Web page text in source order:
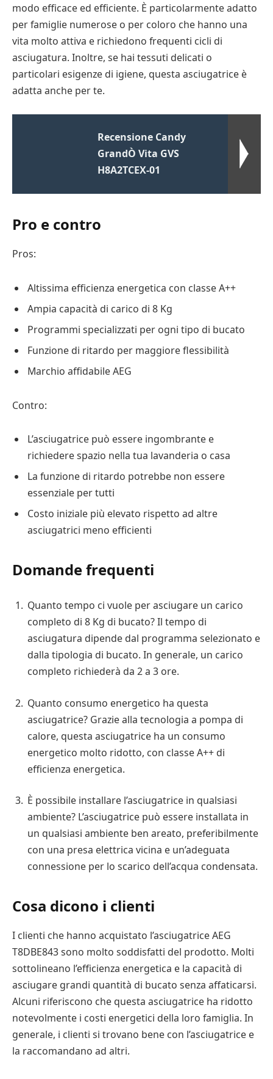
modo efficace ed efficiente. È particolarmente adatto
per famiglie numerose o per coloro che hanno una
vita molto attiva e richiedono frequenti cicli di
asciugatura. Inoltre, se hai tessuti delicati o
particolari esigenze di igiene, questa asciugatrice è
adatta anche per te.
Recensione Candy
GrandÒ Vita GVS
H8A2TCEX-01
Pro e contro
Pros:
Altissima efficienza energetica con classe A++
Ampia capacità di carico di 8 Kg
Programmi specializzati per ogni tipo di bucato
Funzione di ritardo per maggiore flessibilità
Marchio affidabile AEG
Contro:
L’asciugatrice può essere ingombrante e
richiedere spazio nella tua lavanderia o casa
La funzione di ritardo potrebbe non essere
essenziale per tutti
Costo iniziale più elevato rispetto ad altre
asciugatrici meno efficienti
Domande frequenti
Quanto tempo ci vuole per asciugare un carico
completo di 8 Kg di bucato? Il tempo di
asciugatura dipende dal programma selezionato e
dalla tipologia di bucato. In generale, un carico
completo richiederà da 2 a 3 ore.
Quanto consumo energetico ha questa
asciugatrice? Grazie alla tecnologia a pompa di
calore, questa asciugatrice ha un consumo
energetico molto ridotto, con classe A++ di
efficienza energetica.
È possibile installare l’asciugatrice in qualsiasi
ambiente? L’asciugatrice può essere installata in
un qualsiasi ambiente ben areato, preferibilmente
con una presa elettrica vicina e un’adeguata
connessione per lo scarico dell’acqua condensata.
Cosa dicono i clienti
I clienti che hanno acquistato l’asciugatrice AEG
T8DBE843 sono molto soddisfatti del prodotto. Molti
sottolineano l’efficienza energetica e la capacità di
asciugare grandi quantità di bucato senza affaticarsi.
Alcuni riferiscono che questa asciugatrice ha ridotto
notevolmente i costi energetici della loro famiglia. In
generale, i clienti si trovano bene con l’asciugatrice e
la raccomandano ad altri.